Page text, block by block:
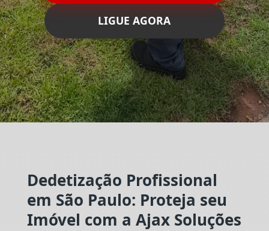
LIGUE AGORA
Dedetização Profissional
em São Paulo: Proteja seu
Imóvel com a Ajax Soluções